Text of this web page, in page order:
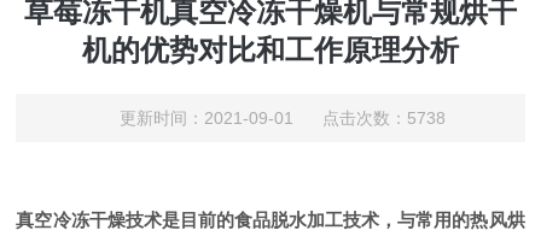
草莓冻干机真空冷冻干燥机与常规烘干
机的优势对比和工作原理分析
更新时间：2021-09-01 点击次数：5738
真空冷冻干燥技术是目前的食品脱水加工技术，与常用的热风烘